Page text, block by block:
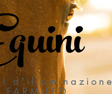
d'illuminazione